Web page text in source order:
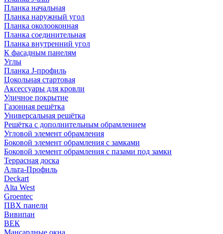
Планка начальная
Планка наружный угол
Планка околооконная
Планка соединительная
Планка внутренний угол
К фасадным панелям
Углы
Планка J-профиль
Цокольная стартовая
Аксессуары для кровли
Уличное покрытие
Газонная решётка
Универсальная решётка
Решётка с дополнительным обрамлением
Угловой элемент обрамления
Боковой элемент обрамления с замками
Боковой элемент обрамления с пазами под замки
Террасная доска
Альта-Профиль
Deckart
Alta West
Groentec
ПВХ панели
Вивипан
ВЕК
Мансардные окна